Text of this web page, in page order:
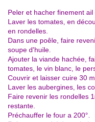
Peler et hacher finement ail
Laver les tomates, en
en rondelles.
Dans une poêle, faire
soupe d'huile.
Ajouter la viande hachée,
tomates, le vin blanc, le
Couvrir et laisser cuire 30
Laver les aubergines, les
Faire revenir les rondelles
restante.
Préchauffer le four a 200°.